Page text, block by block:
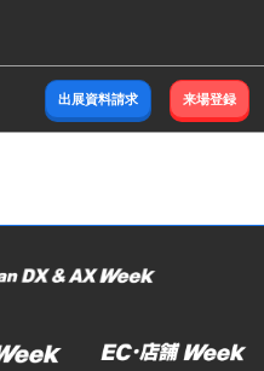
出展資料請求 来場登録